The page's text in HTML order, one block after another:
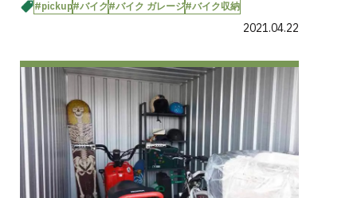
#pickup#バイク#バイク ガレージ#バイク収納
2021.04.22